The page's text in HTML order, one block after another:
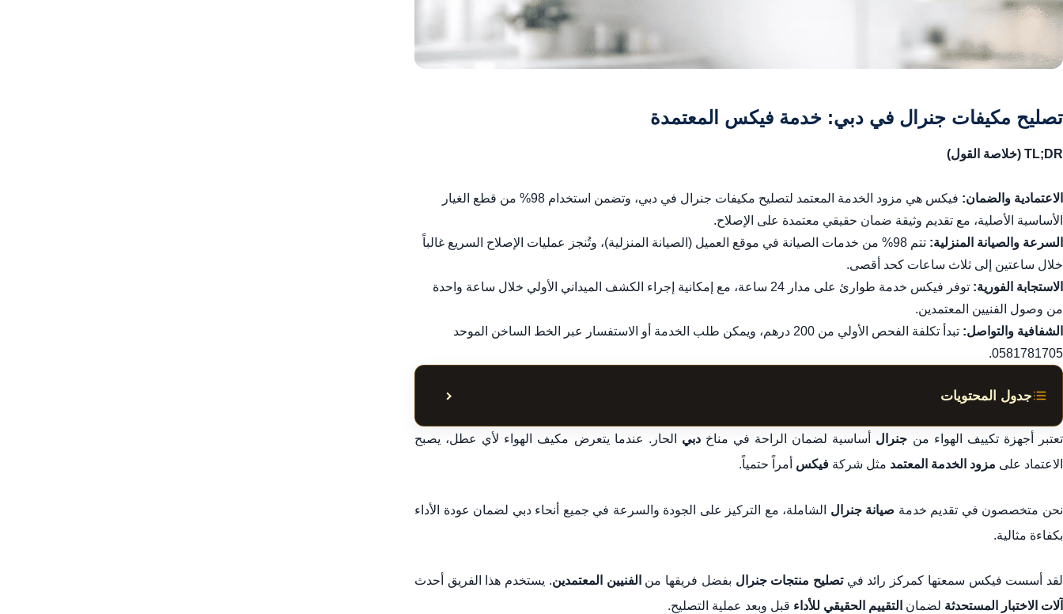
تصليح مكيفات جنرال في دبي: خدمة فيكس المعتمدة
TL;DR (خلاصة القول)
الاعتمادية والضمان:
فيكس هي مزود الخدمة المعتمد لتصليح مكيفات جنرال في دبي، وتضمن استخدام 98% من قطع الغيار
الأساسية الأصلية، مع تقديم وثيقة ضمان حقيقي معتمدة على الإصلاح.
السرعة والصيانة المنزلية:
تتم 98% من خدمات الصيانة في موقع العميل (الصيانة المنزلية)، وتُنجز عمليات الإصلاح السريع غالباً
خلال ساعتين إلى ثلاث ساعات كحد أقصى.
الاستجابة الفورية:
توفر فيكس خدمة طوارئ على مدار 24 ساعة، مع إمكانية إجراء الكشف الميداني الأولي خلال ساعة واحدة
من وصول الفنيين المعتمدين.
الشفافية والتواصل:
تبدأ تكلفة الفحص الأولي من 200 درهم، ويمكن طلب الخدمة أو الاستفسار عبر الخط الساخن الموحد
0581781705.
جدول المحتويات إظهار أو إخفاء جدول المحتويات
تصليح مكيفات جنرال في دبي: خدمة فيكس المعتمدة
1. ضمان الجودة واستخدام قطع الغيار الأصلية في فيكس
3. التعامل مع الأعطال وطلب الخدمة بسهولة
4. أسعار خدمات تصليح مكيفات جنرال في دبي
5. الأعطال الشائعة في مكيفات جنرال
ملخص: لماذا تختار فيكس لتصليح جنرال في دبي؟
تعتبر أجهزة تكييف الهواء من جنرال أساسية لضمان الراحة في مناخدبي الحار. عندما يتعرض مكيف الهواء لأي عطل، يصبح
الاعتماد على مزود الخدمة المعتمد مثل شركة فيكس أمراً حتمياً.
نحن متخصصون في تقديم خدمة صيانة جنرال الشاملة، مع التركيز على الجودة والسرعة في جميع أنحاء دبي لضمان عودة الأداء
بكفاءة مثالية.
لقد أسست فيكس سمعتها كمركز رائد فيتصليح منتجات جنرال بفضل فريقها من الفنيين المعتمدين. يستخدم هذا الفريق أحدث
آلات الاختبار المستحدثة لضمان التقييم الحقيقي للأداء قبل وبعد عملية التصليح.